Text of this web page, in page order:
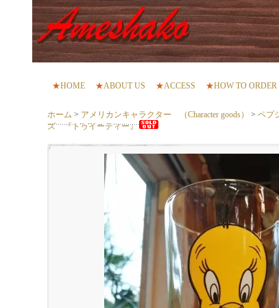
★HOME ★ABOUT US ★ACCESS ★HOW TO ORDER
ホーム > アメリカンキャラクター （Character goods） > ペプ
ズ 『トゥイーティー』